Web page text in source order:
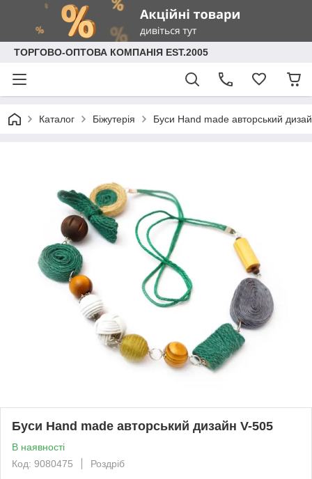
ТОРГОВО-ОПТОВА КОМПАНІЯ EST.2005
Каталог Біжутерія Буси Hand made авторський
Буси Hand made авторський дизайн V-505
В наявності
Код: 9080475
Роздріб